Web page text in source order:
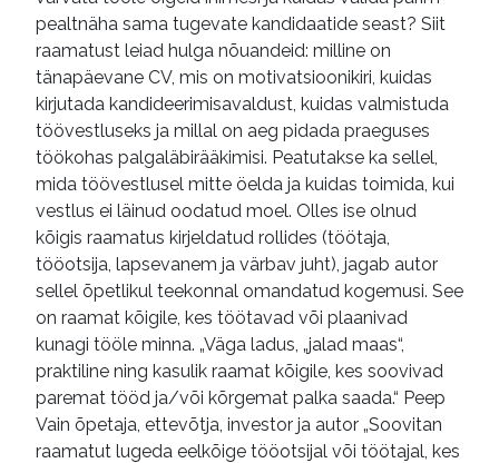
pealtnäha sama tugevate kandidaatide seast? Siit
raamatust leiad hulga nõuandeid: milline on
tänapäevane CV, mis on motivatsioonikiri, kuidas
kirjutada kandideerimisavaldust, kuidas valmistuda
töövestluseks ja millal on aeg pidada praeguses
töökohas palgaläbirääkimisi. Peatutakse ka sellel,
mida töövestlusel mitte öelda ja kuidas toimida, kui
vestlus ei läinud oodatud moel. Olles ise olnud
kõigis raamatus kirjeldatud rollides (töötaja,
tööotsija, lapsevanem ja värbav juht), jagab autor
sellel õpetlikul teekonnal omandatud kogemusi. See
on raamat kõigile, kes töötavad või plaanivad
kunagi tööle minna. „Väga ladus, „jalad maas“,
praktiline ning kasulik raamat kõigile, kes soovivad
paremat tööd ja/või kõrgemat palka saada.“ Peep
Vain õpetaja, ettevõtja, investor ja autor „Soovitan
raamatut lugeda eelkõige tööotsijal või töötajal, kes